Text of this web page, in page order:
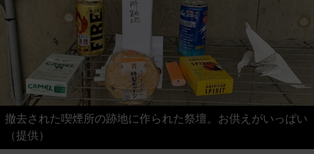
撤去された喫煙所の跡地に作られた祭壇。お供えがいっぱい
（提供）